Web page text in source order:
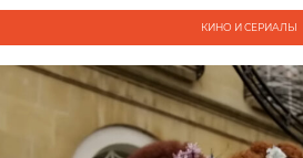
КИНО И СЕРИАЛЫ